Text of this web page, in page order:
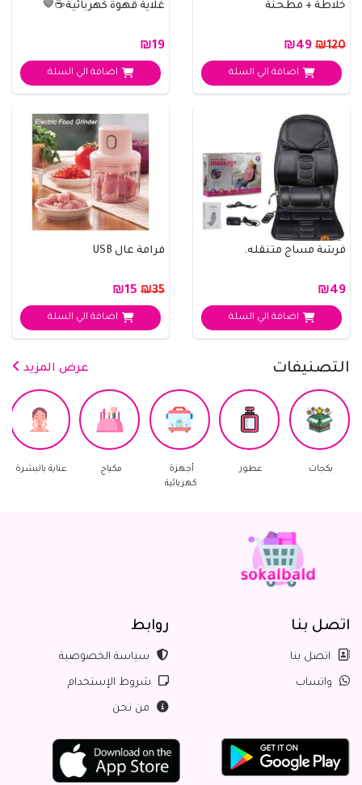
خلاطة + مطحنة
₪120
اضافة الي السلة
غلاية قهوة كهربائية☕🤎
₪19
اضافة الي السلة
فرشة مساج متنقله.
₪49
اضافة الي السلة
فرامة عال USB
₪35
اضافة الي السلة
التصنيفات عرض المزيد
عناية بالبشرة العناية
اتصل بنا
اتصل بنا
واتساب
روابط
سياسة الخصوصية
شروط الإستخدام
من نحن